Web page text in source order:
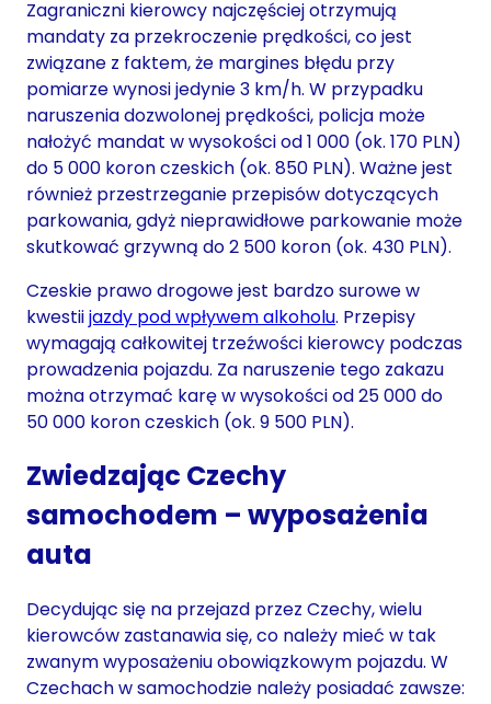
Zagraniczni kierowcy najczęściej otrzymują
mandaty za przekroczenie prędkości, co jest
związane z faktem, że margines błędu przy
pomiarze wynosi jedynie 3 km/h. W przypadku
naruszenia dozwolonej prędkości, policja może
nałożyć mandat w wysokości od 1 000 (ok. 170 PLN)
do 5 000 koron czeskich (ok. 850 PLN). Ważne jest
również przestrzeganie przepisów dotyczących
parkowania, gdyż nieprawidłowe parkowanie może
skutkować grzywną do 2 500 koron (ok. 430 PLN).
Czeskie prawo drogowe jest bardzo surowe w
kwestiijazdy pod wpływem alkoholu. Przepisy
wymagają całkowitej trzeźwości kierowcy podczas
prowadzenia pojazdu. Za naruszenie tego zakazu
można otrzymać karę w wysokości od 25 000 do
50 000 koron czeskich (ok. 9 500 PLN).
Zwiedzając Czechy
samochodem – wyposażenia
auta
Decydując się na przejazd przez Czechy, wielu
kierowców zastanawia się, co należy mieć w tak
zwanym wyposażeniu obowiązkowym pojazdu. W
Czechach w samochodzie należy posiadać zawsze: